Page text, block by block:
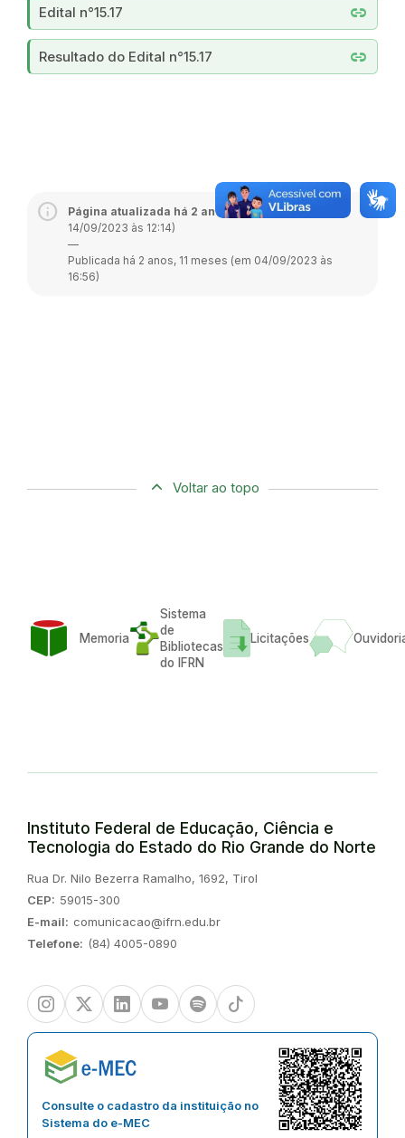
link
Edital n°15.17
link
Resultado do Edital n°15.17
Página atualizada há 2 anos, 10 meses(em
14/09/2023 às 12:14)
—
Publicada há 2 anos, 11 meses (em 04/09/2023 às
16:56)
Voltar ao topo
Memoria
Sistema
de
Bibliotecas
do IFRN
Licitações
Instituto Federal de Educação, Ciência e
Tecnologia do Estado do Rio Grande do Norte
Endereço:
Rua Dr. Nilo Bezerra Ramalho, 1692, Tirol
CEP: 59015-300
E-mail: comunicacao@ifrn.edu.br
Telefone: (84) 4005-0890
InstagramTwitter/XLinkedinYoutubeSpotify TikTok
Consulte o cadastro da instituição no
Sistema do e-MEC